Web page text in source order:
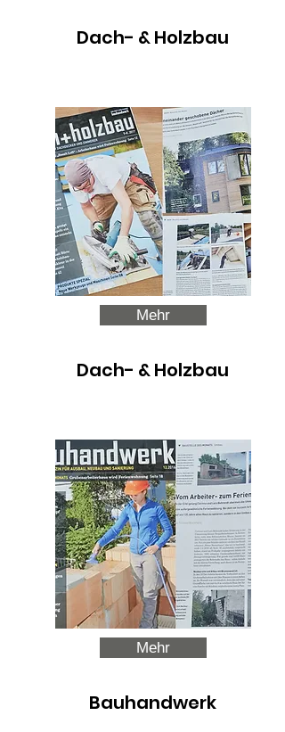
Dach- & Holzbau
Mehr
Dach- & Holzbau
Mehr
Bauhandwerk